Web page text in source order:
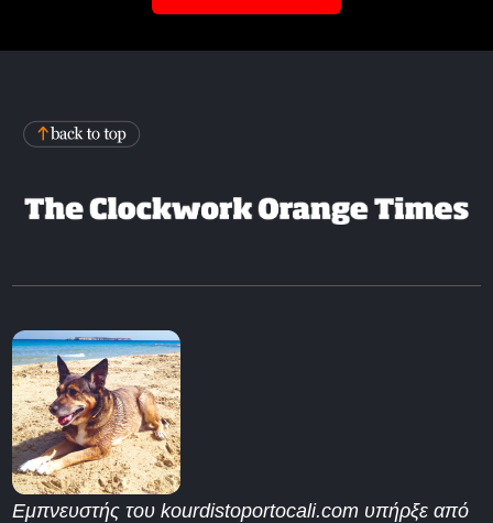
Εμπνευστής του kourdistoportocali.com υπήρξε από